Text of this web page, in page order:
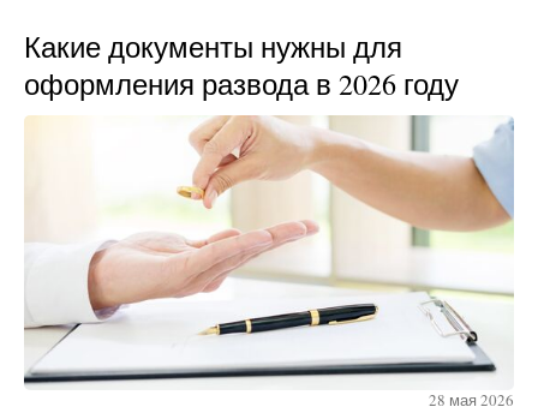
Какие документы нужны для
оформления развода в 2026 году
28 мая 2026